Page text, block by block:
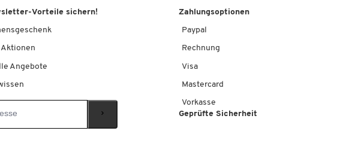
Vorteile sichern!
Angebote
Zahlungsoptionen
Paypal
Rechnung
Visa
Mastercard
Vorkasse
Geprüfte Sicherheit